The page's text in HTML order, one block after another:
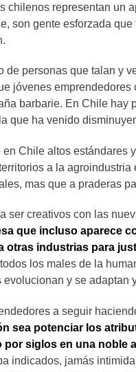
chilenos representan un
son gente esforzada
de personas que talan y
jóvenes emprendedores
barbarie. En Chile hay
que ha venido
Chile altos estándares
a la
mas que a praderas
ser creativos con las
que incluso aparece
otras industrias para
los males de la
y se adaptan
a seguir
sea potenciar los
siglos en una noble
indicados, jamás